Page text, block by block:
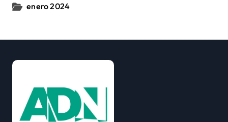
enero 2024